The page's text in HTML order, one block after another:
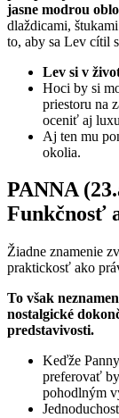
jasne modrou
dlaždicami,
to, aby sa Lev cítil
Lev si v
Hoci by si
priestoru na
oceniť aj
Aj ten mu
okolia.
PANNA
Funkčnosť
Žiadne znamenie
praktickosť ako
To však
nostalgické
predstavivosti.
Keďže
preferovať
pohodlným